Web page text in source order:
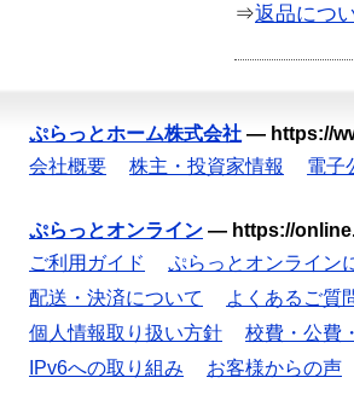
⇒返品につ
ぷらっとホーム株式会社 — https://
会社概要
株主・投資家情報 電子
ぷらっとオンライン — https://
ご利用ガイド
ぷらっとオンライン
配送・決済について
よくあるご質
個人情報取り扱い方針
校費・公費
IPv6への取り組み
お客様からの声